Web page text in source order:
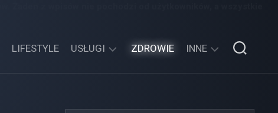
LIFESTYLE USŁUGI ZDROWIE INNE